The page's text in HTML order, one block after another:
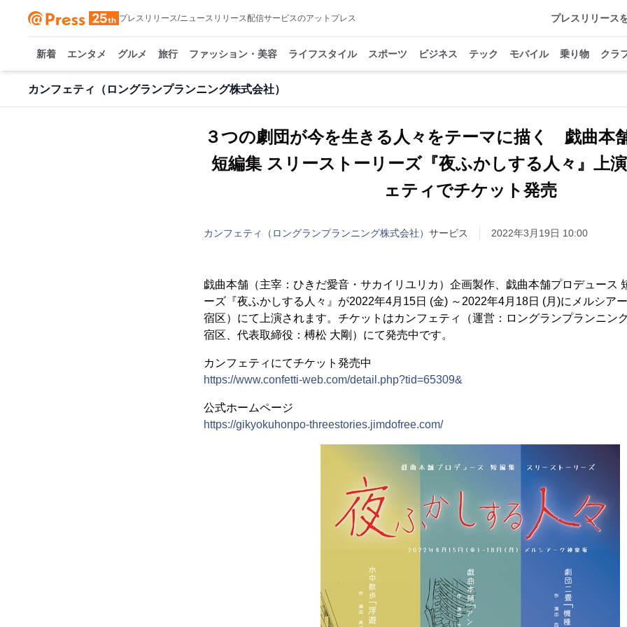
プレスリリース/ニュースリリース配信サービスのアットプレス プレスリリース
新着 エンタメ グルメ 旅行 ファッション・美容 ライフスタイル スポーツ ビジネス テック モバイル 乗り物 クラ
カンフェティ（ロングランプランニング株式会社）
３つの劇団が今を生きる人々をテーマに描く 戯曲本
短編集 スリーストーリーズ『夜ふかしする人々』上
ェティでチケット発売
カンフェティ（ロングランプランニング株式会社） サービス 2022年3月19日 10:00
戯曲本舗（主宰：ひきだ愛音・サカイリユリカ）企画製作、戯曲本舗プロデュース
ーズ『夜ふかしする人々』が2022年4月15日 (金) ～2022年4月18日 (月)にメルシア
宿区）にて上演されます。チケットはカンフェティ（運営：ロングランプランニン
宿区、代表取締役：榑松 大剛）にて発売中です。
カンフェティにてチケット発売中
https://www.confetti-web.com/detail.php?tid=65309&
公式ホームページ
https://gikyokuhonpo-threestories.jimdofree.com/